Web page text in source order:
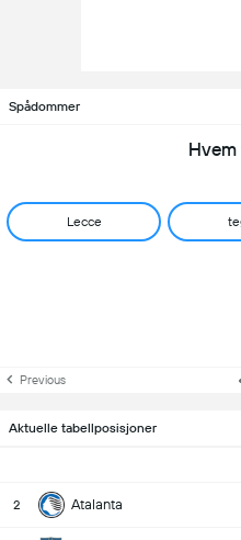
Spådommer
Lecce
Previous
Aktuelle tabellposisjoner
2 Atalanta